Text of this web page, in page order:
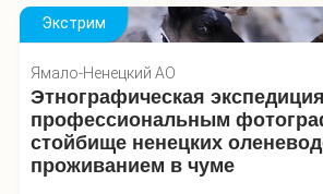
Экстрим
Ямало-Ненецкий АО
Этнографическая
профессиональным
стойбище ненецких
проживанием в чуме